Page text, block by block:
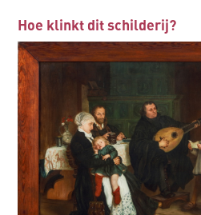
Hoe klinkt dit schilderij?